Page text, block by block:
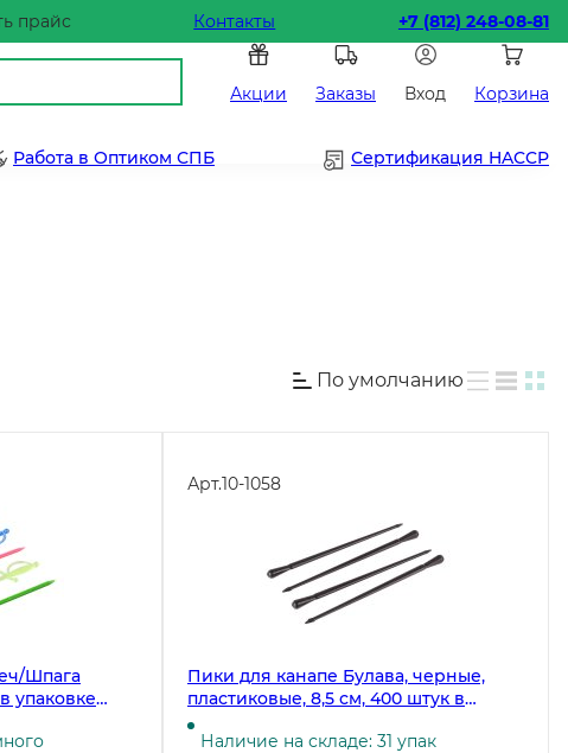
прайс Контакты +7 (812) 248-08-81
Акции Заказы Вход Корзина
Работа в Оптиком СПБ Сертификация HACCP
По умолчанию
Шпага
упаковке
Арт.10-1058
Пики для канапе Булава, черные,
пластиковые, 8,5 см, 400 штук в
упаковке
Наличие на складе: 31 упак